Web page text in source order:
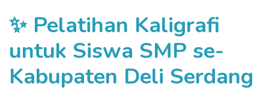
✨ Pelatihan Kaligrafi
untuk Siswa SMP se-
Kabupaten Deli Serdang